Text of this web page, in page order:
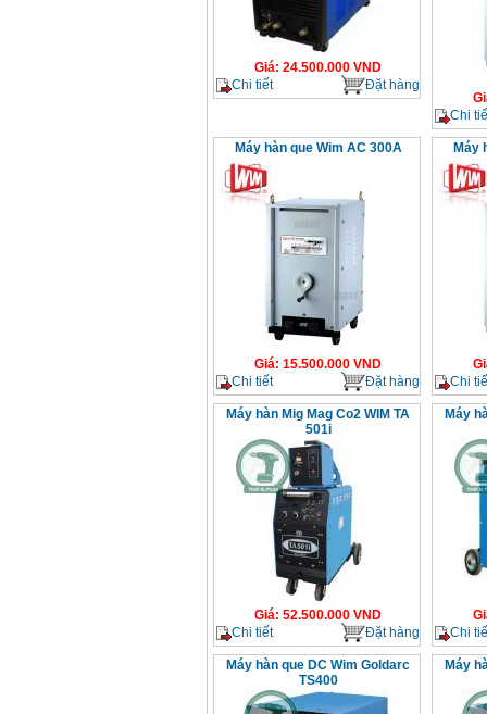
Giá: 24.500.000 VND
Chi tiết
Đặt hàng
Chi
Máy hàn que Wim AC 300A
Giá: 15.500.000 VND
Chi tiết
Đặt hàng
Máy
Chi
Máy hàn Mig Mag Co2 WIM TA
501i
Giá: 52.500.000 VND
Chi tiết
Đặt hàng
Máy
Chi
Máy hàn que DC Wim Goldarc
TS400
Máy